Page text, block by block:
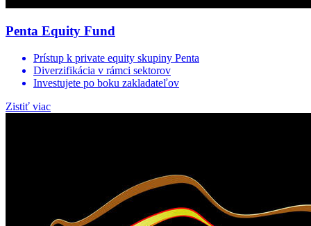
Penta Equity Fund
Prístup k private equity skupiny Penta
Diverzifikácia v rámci sektorov
Investujete po boku zakladateľov
Zistiť viac